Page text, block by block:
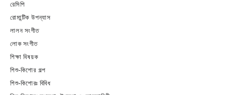
রেসিপি
রোমান্টিক উপন্যাস
লালন সংগীত
লোক সংগীত
শিক্ষা বিষয়ক
শিশু-কিশোর গল্প
শিশু-কিশোরঃ বিবিধ